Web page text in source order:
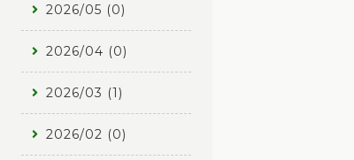
2026/05 (0)
2026/04 (0)
2026/03 (1)
2026/02 (0)